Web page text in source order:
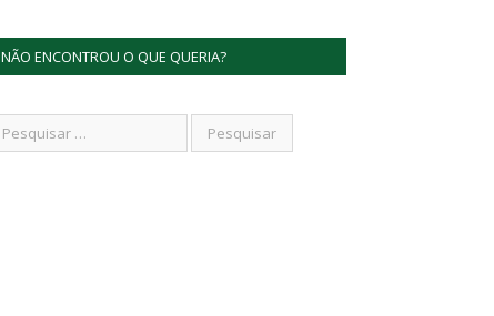
NÃO ENCONTROU O QUE QUERIA?